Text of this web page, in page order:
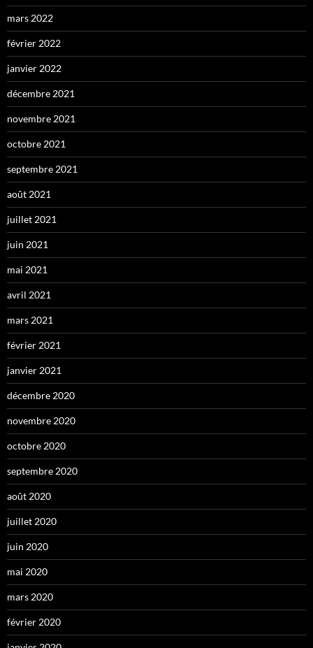
mars 2022
février 2022
janvier 2022
décembre 2021
novembre 2021
octobre 2021
septembre 2021
août 2021
juillet 2021
juin 2021
mai 2021
avril 2021
mars 2021
février 2021
janvier 2021
décembre 2020
novembre 2020
octobre 2020
septembre 2020
août 2020
juillet 2020
juin 2020
mai 2020
mars 2020
février 2020